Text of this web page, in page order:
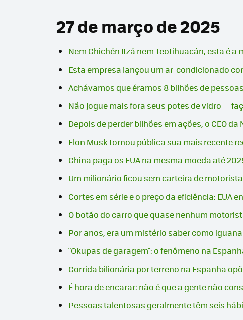
27 de março de 2025
Nem Chichén Itzá nem Teotihuacán, esta é
Esta empresa lançou um ar-condicionado
Achávamos que éramos 8 bilhões de
Não jogue mais fora seus potes de vidro —
Depois de perder bilhões em ações, o CEO
Elon Musk tornou pública sua mais recente
China paga os EUA na mesma moeda até
Um milionário ficou sem carteira de
Cortes em série e o preço da eficiência:
O botão do carro que quase nenhum
Por anos, era um mistério saber como
"Okupas de garagem": o fenômeno na
Corrida bilionária por terreno na Espanha
É hora de encarar: não é que a gente não
Pessoas talentosas geralmente têm seis